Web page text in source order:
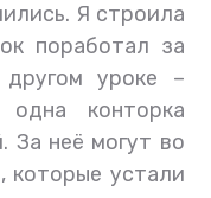
Я строила
поработал за
уроке –
конторка
За неё могут во
которые устали